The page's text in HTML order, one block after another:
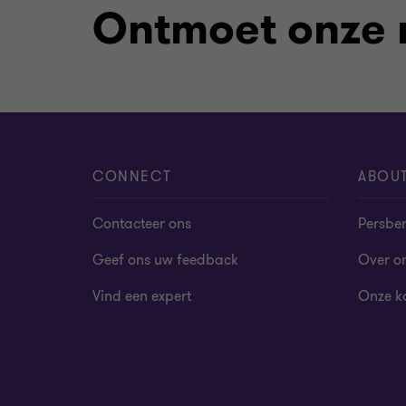
Ontmoet onze
CONNECT
Contacteer ons
Geef ons uw feedback
Vind een expert
Over
Onze